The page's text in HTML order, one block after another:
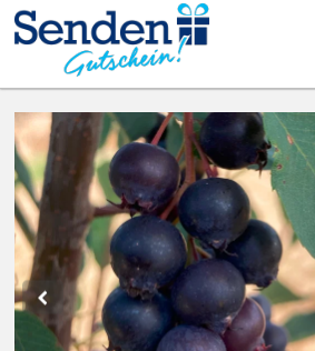
We use cookies